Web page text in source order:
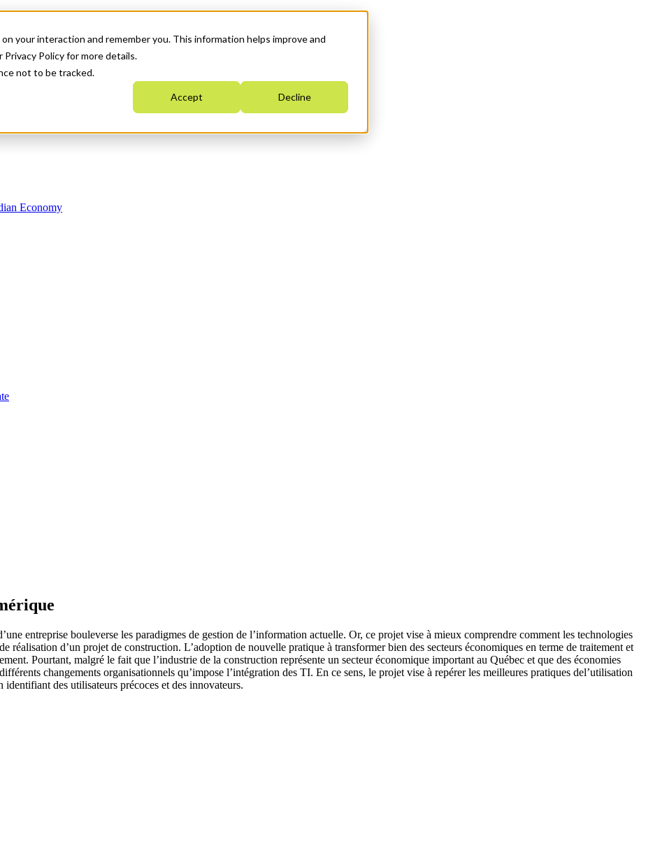
your interaction and remember you. This information helps improve and
Policy for more details.
not to be tracked.
Accept Decline
Economy
entreprise bouleverse les paradigmes de gestion de l’information actuelle. Or, ce projet vise à mieux comprendre comment les technologies
réalisation d’un projet de construction. L’adoption de nouvelle pratique à transformer bien des secteurs économiques en terme de traitement et
Pourtant, malgré le fait que l’industrie de la construction représente un secteur économique important au Québec et que des économies
changements organisationnels qu’impose l’intégration des TI. En ce sens, le projet vise à repérer les meilleures pratiques del’utilisation
des utilisateurs précoces et des innovateurs.